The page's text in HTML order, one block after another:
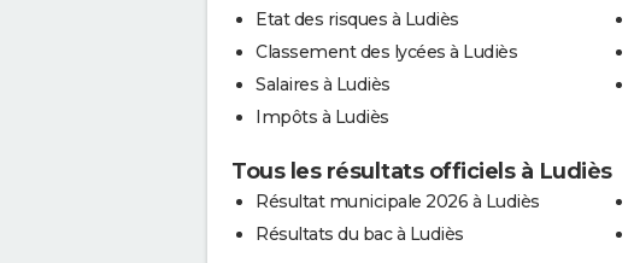
Etat des risques à Ludiès
Classement des lycées à Ludiès
Salaires à Ludiès
Impôts à Ludiès
Tous les résultats officiels à Ludiès
Résultat municipale 2026 à Ludiès
Résultats du bac à Ludiès